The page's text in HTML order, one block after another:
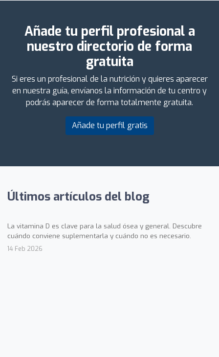
Añade tu perfil profesional a
nuestro directorio de forma
gratuita
Si eres un profesional de la nutrición y quieres aparecer
en nuestra guía, envíanos la información de tu centro y
podrás aparecer de forma totalmente gratuita.
Añade tu perfil gratis
Últimos artículos del blog
La vitamina D es clave para la salud ósea y general. Descubre
cuándo conviene suplementarla y cuándo no es necesario.
14 Feb 2026